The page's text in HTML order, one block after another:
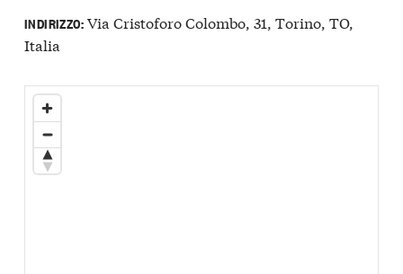
INDIRIZZO:Via Cristoforo Colombo, 31, Torino, TO,
Italia